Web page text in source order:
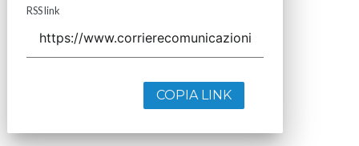
RSS link
COPIA LINK